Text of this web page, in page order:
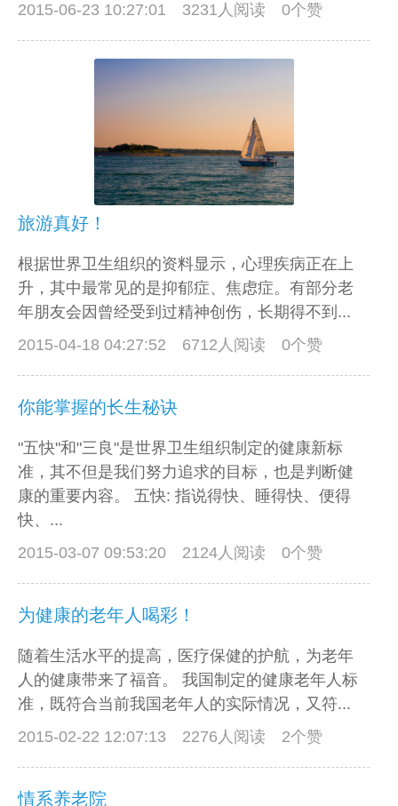
2015-06-23 10:27:01
3231人阅读 0个赞
旅游真好！
根据世界卫生组织的资料显示，心理疾病正在上
升，其中最常见的是抑郁症、焦虑症。有部分老
年朋友会因曾经受到过精神创伤，长期得不到...
2015-04-18 04:27:52
6712人阅读 0个赞
你能掌握的长生秘诀
"五快"和"三良"是世界卫生组织制定的健康新标
准，其不但是我们努力追求的目标，也是判断健
康的重要内容。 五快: 指说得快、睡得快、便得
快、...
2015-03-07 09:53:20
2124人阅读 0个赞
为健康的老年人喝彩！
随着生活水平的提高，医疗保健的护航，为老年
人的健康带来了福音。 我国制定的健康老年人标
准，既符合当前我国老年人的实际情况，又符...
2015-02-22 12:07:13
2276人阅读 2个赞
情系养老院